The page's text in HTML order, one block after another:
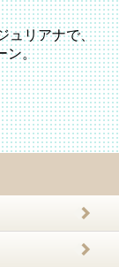
ュリアナで、
ン。